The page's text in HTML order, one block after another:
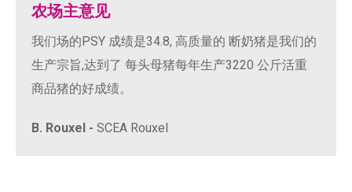
农场主意见
我们场的PSY 成绩是34.8, 高质量的 断奶猪是我们的
生产宗旨,达到了 每头母猪每年生产3220 公斤活重
商品猪的好成绩。
B. Rouxel - SCEA Rouxel